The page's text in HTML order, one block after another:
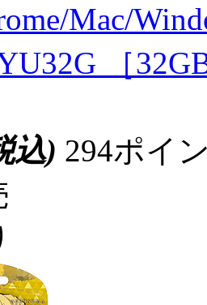
Mac/
［
込) 294ポイ